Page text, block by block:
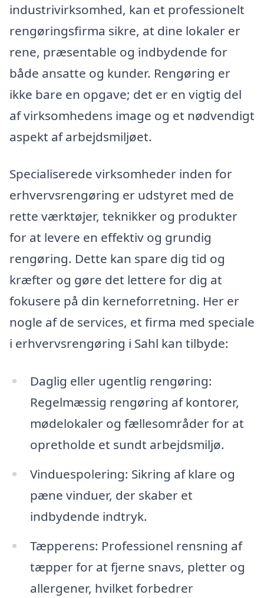
industrivirksomhed, kan et professionelt
rengøringsfirma sikre, at dine lokaler er
rene, præsentable og indbydende for
både ansatte og kunder. Rengøring er
ikke bare en opgave; det er en vigtig del
af virksomhedens image og et nødvendigt
aspekt af arbejdsmiljøet.
Specialiserede virksomheder inden for
erhvervsrengøring er udstyret med de
rette værktøjer, teknikker og produkter
for at levere en effektiv og grundig
rengøring. Dette kan spare dig tid og
kræfter og gøre det lettere for dig at
fokusere på din kerneforretning. Her er
nogle af de services, et firma med speciale
i erhvervsrengøring i Sahl kan tilbyde:
Daglig eller ugentlig rengøring:
Regelmæssig rengøring af kontorer,
mødelokaler og fællesområder for at
opretholde et sundt arbejdsmiljø.
Vinduespolering: Sikring af klare og
pæne vinduer, der skaber et
indbydende indtryk.
Tæpperens: Professionel rensning af
tæpper for at fjerne snavs, pletter og
allergener, hvilket forbedrer